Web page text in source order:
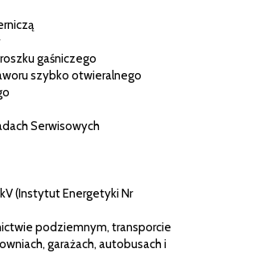
gaśniczego
szybko otwieralnego
Serwisowych
(Instytut Energetyki Nr
podziemnym, transporcie
garażach, autobusach i